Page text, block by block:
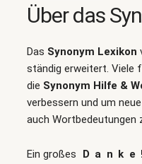
Über das
Das Synonym Lexikon
ständig erweitert. Viele
die Synonym Hilfe &
verbessern und um
auch Wortbedeutungen
Ein großes